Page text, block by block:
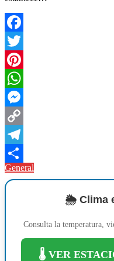
Facebook
Twitter
Pinterest
WhatsApp
Messenger
Copy
Link
Telegram
Compartir
General
🌦️ Clima
Consulta la temperatura,
🌡️ VER